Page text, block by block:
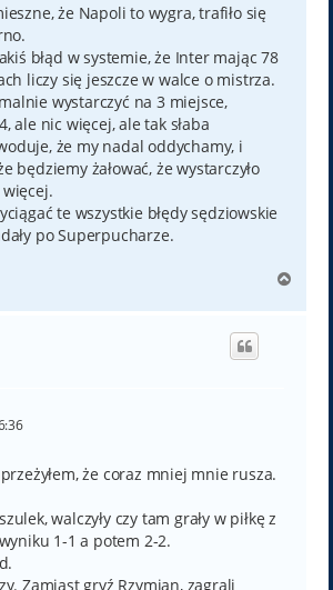
że Napoli to wygra, trafiło się
błąd w systemie, że Inter mając 78
liczy się jeszcze w walce o mistrza.
wystarczyć na 3 miejsce,
ale nic więcej, ale tak słaba
że my nadal oddychamy, i
będziemy żałować, że wystarczyło
te wszystkie błędy sędziowskie
po Superpucharze.
g
że coraz mniej mnie rusza.
walczyły czy tam grały w piłkę z
1-1 a potem 2-2.
Zamiast gryź Rzymian, zagrali